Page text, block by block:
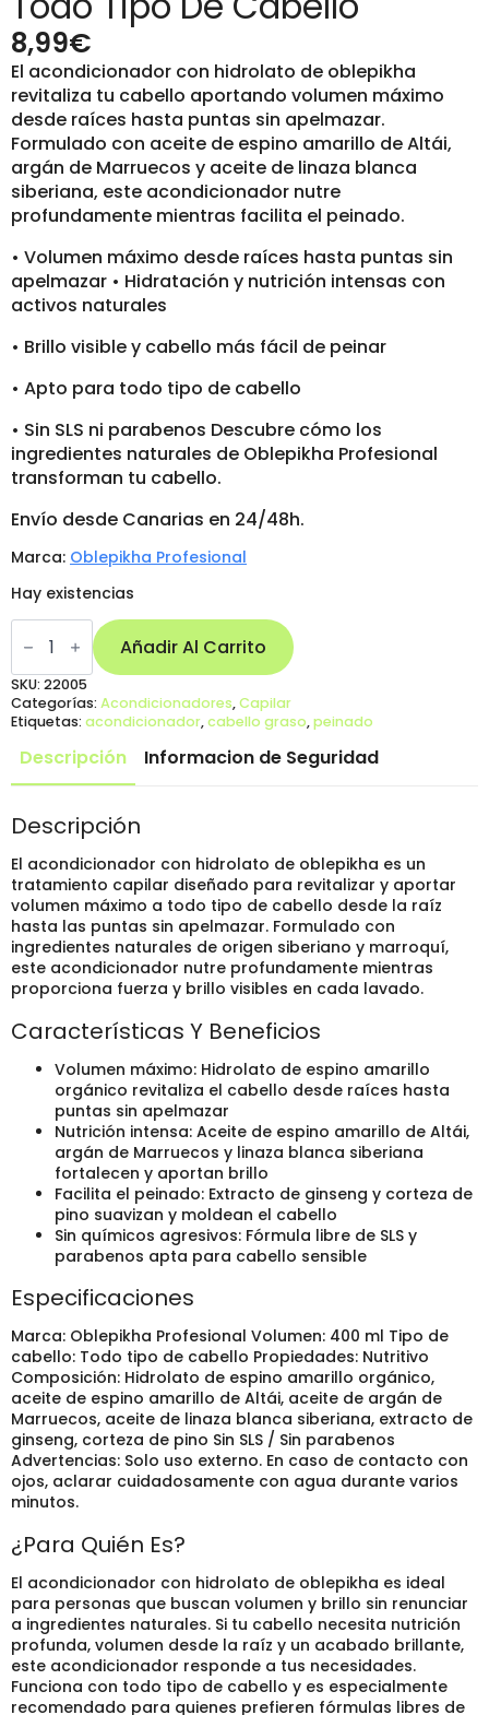
8,99€
El acondicionador con hidrolato de oblepikha
revitaliza tu cabello aportando volumen máximo
desde raíces hasta puntas sin apelmazar.
Formulado con aceite de espino amarillo de Altái,
argán de Marruecos y aceite de linaza blanca
siberiana, este acondicionador nutre
profundamente mientras facilita el peinado.
• Volumen máximo desde raíces hasta puntas sin
apelmazar • Hidratación y nutrición intensas con
activos naturales
• Brillo visible y cabello más fácil de peinar
• Apto para todo tipo de cabello
• Sin SLS ni parabenos Descubre cómo los
ingredientes naturales de Oblepikha Profesional
transforman tu cabello.
Envío desde Canarias en 24/48h.
Marca: Oblepikha Profesional
Hay existencias
Acondicionador
con
Hidrolato
de
Oblepikha
Profesional
Volumen
para
todo
tipo
cabello
cantidad
Añadir Al Carrito
SKU: 22005
Categorías: Acondicionadores,Capilar
Etiquetas: acondicionador,cabello graso,peinado
Descripción Informacion de Seguridad
Descripción
El acondicionador con hidrolato de oblepikha es un
tratamiento capilar diseñado para revitalizar y aportar
volumen máximo a todo tipo de cabello desde la raíz
hasta las puntas sin apelmazar. Formulado con
ingredientes naturales de origen siberiano y marroquí,
este acondicionador nutre profundamente mientras
proporciona fuerza y brillo visibles en cada lavado.
Características Y Beneficios
Volumen máximo: Hidrolato de espino amarillo
orgánico revitaliza el cabello desde raíces hasta
puntas sin apelmazar
Nutrición intensa: Aceite de espino amarillo de Altái,
argán de Marruecos y linaza blanca siberiana
fortalecen y aportan brillo
Facilita el peinado: Extracto de ginseng y corteza de
pino suavizan y moldean el cabello
Sin químicos agresivos: Fórmula libre de SLS y
parabenos apta para cabello sensible
Especificaciones
Marca: Oblepikha Profesional Volumen: 400 ml Tipo de
cabello: Todo tipo de cabello Propiedades: Nutritivo
Composición: Hidrolato de espino amarillo orgánico,
aceite de espino amarillo de Altái, aceite de argán de
Marruecos, aceite de linaza blanca siberiana, extracto de
ginseng, corteza de pino Sin SLS / Sin parabenos
Advertencias: Solo uso externo. En caso de contacto con
ojos, aclarar cuidadosamente con agua durante varios
minutos.
¿Para Quién Es?
El acondicionador con hidrolato de oblepikha es ideal
para personas que buscan volumen y brillo sin renunciar
a ingredientes naturales. Si tu cabello necesita nutrición
profunda, volumen desde la raíz y un acabado brillante,
este acondicionador responde a tus necesidades.
Funciona con todo tipo de cabello y es especialmente
recomendado para quienes prefieren fórmulas libres de